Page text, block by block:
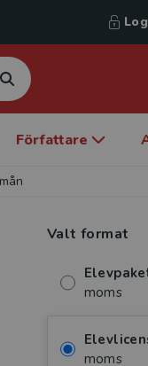
Författare
Valt format
moms
moms